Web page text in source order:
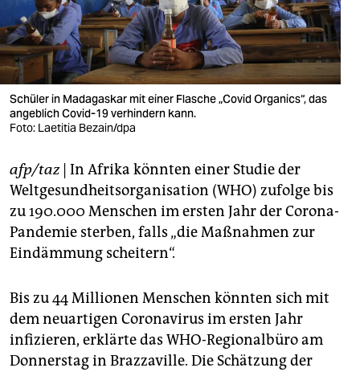
wahrheit
verlag
verlag
veranstaltungen
fragen & hilfe
unterstützen
abo
epaper login
Schüler in Madagaskar mit einer Flasche „Covid Organics“, das
angeblich Covid-19 verhindern kann.
Foto: Laetitia Bezain/dpa
afp/taz| In Afrika könnten einer Studie der
Weltgesundheitsorganisation (WHO) zufolge bis
zu 190.000 Menschen im ersten Jahr der Corona-
Pandemie sterben, falls „die Maßnahmen zur
Eindämmung scheitern“.
Bis zu 44 Millionen Menschen könnten sich mit
dem neuartigen Coronavirus im ersten Jahr
infizieren, erklärte das WHO-Regionalbüro am
Donnerstag in Brazzaville. Die Schätzung der